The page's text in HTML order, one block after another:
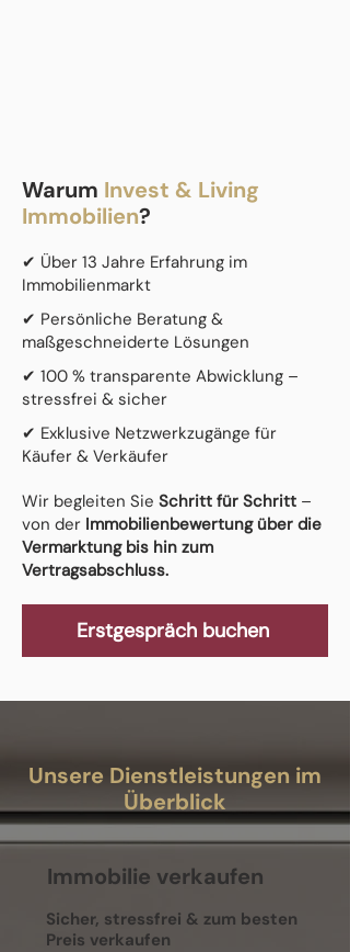
Warum Invest & Living
Immobilien?
✔ Über 13 Jahre Erfahrung im
Immobilienmarkt
✔ Persönliche Beratung &
maßgeschneiderte Lösungen
✔ 100 % transparente Abwicklung –
stressfrei & sicher
✔ Exklusive Netzwerkzugänge für
Käufer & Verkäufer
Wir begleiten Sie Schritt für Schritt –
von der Immobilienbewertung über die
Vermarktung bis hin zum
Vertragsabschluss.
Erstgespräch buchen
Unsere Dienstleistungen im
Überblick
​Immobilie verkaufen
Sicher, stressfrei & zum besten
Preis verkaufen